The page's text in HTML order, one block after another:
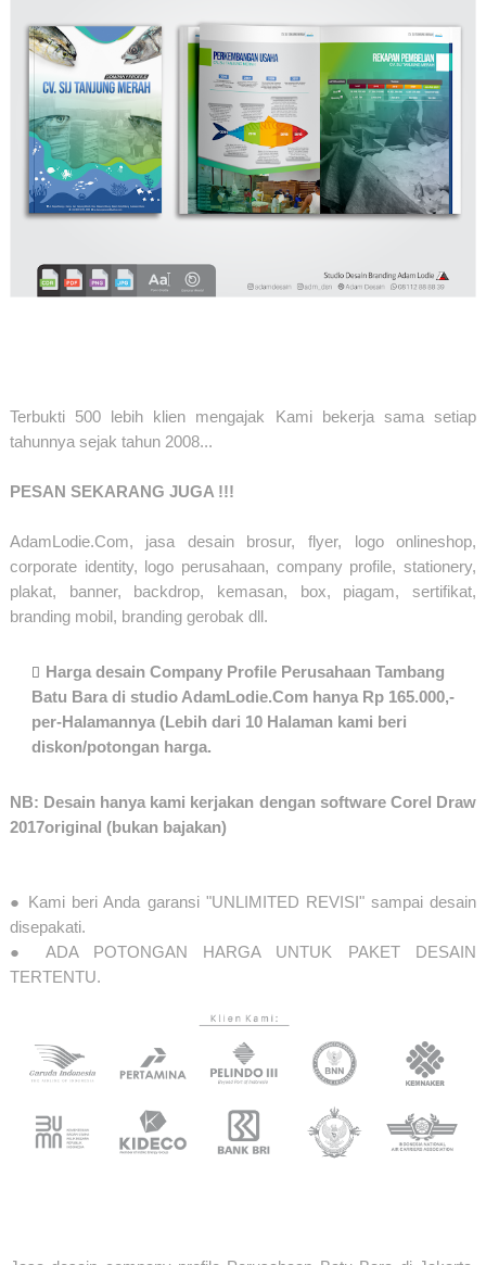
Terbukti 500 lebih klien mengajak Kami bekerja sama setiap
tahunnya sejak tahun 2008...
PESAN SEKARANG JUGA !!!
AdamLodie.Com, jasa desain brosur, flyer, logo onlineshop,
corporate identity, logo perusahaan, company profile, stationery,
plakat, banner, backdrop, kemasan, box, piagam, sertifikat,
branding mobil, branding gerobak dll.
Harga desain Company Profile Perusahaan Tambang
Batu Bara di studio AdamLodie.Com hanya Rp 165.000,-
per-Halamannya (Lebih dari 10 Halaman kami beri
diskon/potongan harga.
NB: Desain hanya kami kerjakan dengan software Corel Draw
2017original (bukan bajakan)
● Kami beri Anda garansi "UNLIMITED REVISI" sampai desain
disepakati.
● ADA POTONGAN HARGA UNTUK PAKET DESAIN
TERTENTU.